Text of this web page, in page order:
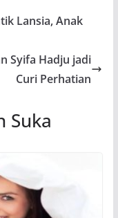
Lansia, Anak
Syifa Hadju jadi
Curi Perhatian
Suka